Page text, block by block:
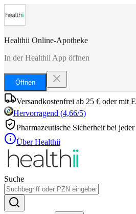
Healthii Online-Apotheke
In der Healthii App öffnen
Öffnen
Versandkostenfrei ab 25 € oder mit
Hervorragend (4,66/5)
Pharmazeutische Sicherheit bei
Über Healthii
Suche